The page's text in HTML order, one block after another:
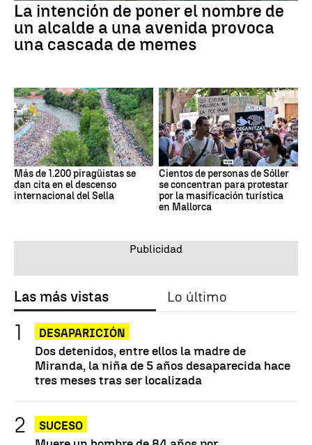
La intención de poner el nombre de
un alcalde a una avenida provoca
una cascada de memes
Más de 1.200 piragüistas se
dan cita en el descenso
internacional del Sella
Cientos de personas de Sóller
se concentran para protestar
por la masificación turística
en Mallorca
Las más vistas Lo último
DESAPARICIÓN
Dos detenidos, entre ellos la madre de
Miranda, la niña de 5 años desaparecida hace
tres meses tras ser localizada
SUCESO